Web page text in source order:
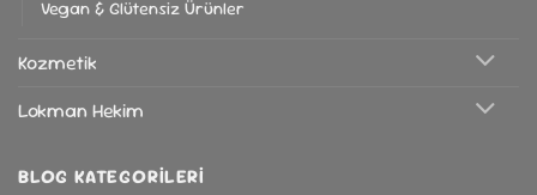
Vegan & Glütensiz Ürünler
Kozmetik
Lokman Hekim
BLOG KATEGORILERI